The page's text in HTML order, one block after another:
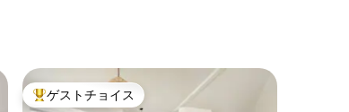
大好評のゲストチョイスです。
ゲストチョイス